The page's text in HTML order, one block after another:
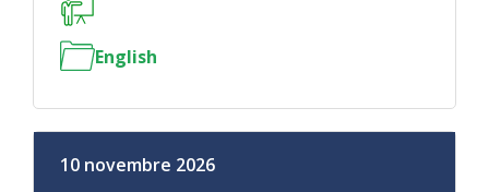
English
10 novembre 2026